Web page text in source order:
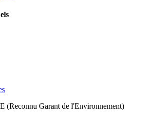
(Reconnu Garant de l'Environnement)